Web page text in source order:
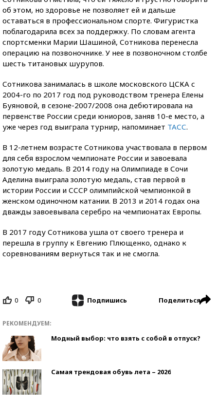
об этом, но здоровье не позволяет ей и дальше
оставаться в профессиональном спорте. Фигуристка
поблагодарила всех за поддержку. По словам агента
спортсменки Марии Шашиной, Сотникова перенесла
операцию на позвоночнике. У нее в позвоночном столбе
шесть титановых шурупов.
Сотникова занималась в школе московского ЦСКА с
2004-го по 2017 год под руководством тренера Елены
Буяновой, в сезоне-2007/2008 она дебютировала на
первенстве России среди юниоров, заняв 10-е место, а
уже через год выиграла турнир, напоминает ТАСС.
В 12-летнем возрасте Сотникова участвовала в первом
для себя взрослом чемпионате России и завоевала
золотую медаль. В 2014 году на Олимпиаде в Сочи
Аделина выиграла золотую медаль, став первой в
истории России и СССР олимпийской чемпионкой в
женском одиночном катании. В 2013 и 2014 годах она
дважды завоевывала серебро на чемпионатах Европы.
В 2017 году Сотникова ушла от своего тренера и
перешла в группу к Евгению Плющенко, однако к
соревнованиям вернуться так и не смогла.
0 0 Подпишись Поделиться
РЕКОМЕНДУЕМ:
Модный выбор: что взять с собой в отпуск?
Самая трендовая обувь лета – 2026